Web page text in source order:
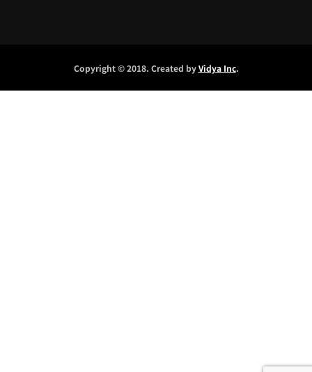
Copyright © 2018. Created byVidya Inc.